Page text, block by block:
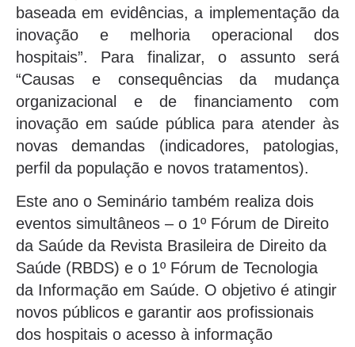
baseada em evidências, a implementação da
inovação e melhoria operacional dos
hospitais”. Para finalizar, o assunto será
“Causas e consequências da mudança
organizacional e de financiamento com
inovação em saúde pública para atender às
novas demandas (indicadores, patologias,
perfil da população e novos tratamentos).
Este ano o Seminário também realiza dois
eventos simultâneos – o 1º Fórum de Direito
da Saúde da Revista Brasileira de Direito da
Saúde (RBDS) e o 1º Fórum de Tecnologia
da Informação em Saúde. O objetivo é atingir
novos públicos e garantir aos profissionais
dos hospitais o acesso à informação